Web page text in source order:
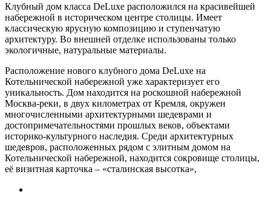
Клубный дом класса DeLuxe расположился на красивейшей
набережной в историческом центре столицы. Имеет
классическую ярусную композицию и ступенчатую
архитектуру. Во внешней отделке использованы только
экологичные, натуральные материалы.
Расположение нового клубного дома DeLuxe на
Котельнической набережной уже характеризует его
уникальность. Дом находится на роскошной набережной
Москва-реки, в двух километрах от Кремля, окружен
многочисленными архитектурными шедеврами и
достопримечательностями прошлых веков, объектами
историко-культурного наследия. Среди архитектурных
шедевров, расположенных рядом с элитным домом на
Котельнической набережной, находится сокровище столицы,
её визитная карточка – «сталинская высотка»,